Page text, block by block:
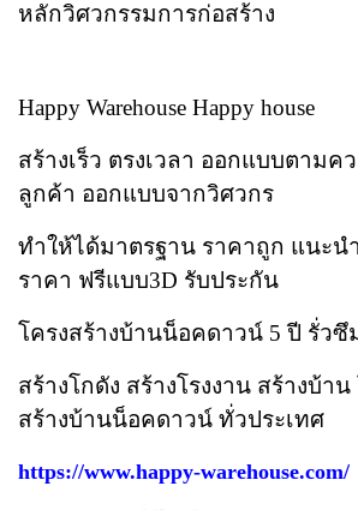
หลักวิศวกรรมการก่อสร้าง
Happy Warehouse Happy house
สร้างเร็ว ตรงเวลา ออกแบบตามค
ลูกค้า ออกแบบจากวิศวกร
ทำให้ได้มาตรฐาน ราคาถูก แนะน
ราคา ฟรีแบบ3D รับประกัน
โครงสร้างบ้านน็อคดาวน์ 5 ปี รั่วซึ
สร้างโกดัง สร้างโรงงาน สร้างบ้าน
สร้างบ้านน็อคดาวน์ ทั่วประเทศ
https://www.happy-warehouse.com/